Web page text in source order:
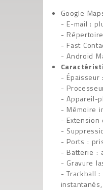
Google
- E-mail :
-
- Fast
- Android
-
-
- Appareil-
- Mémoire
- Extension
-
- Ports :
- Batterie :
- Gravure
- Trackball